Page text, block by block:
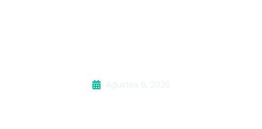
Ağustos 6, 2026